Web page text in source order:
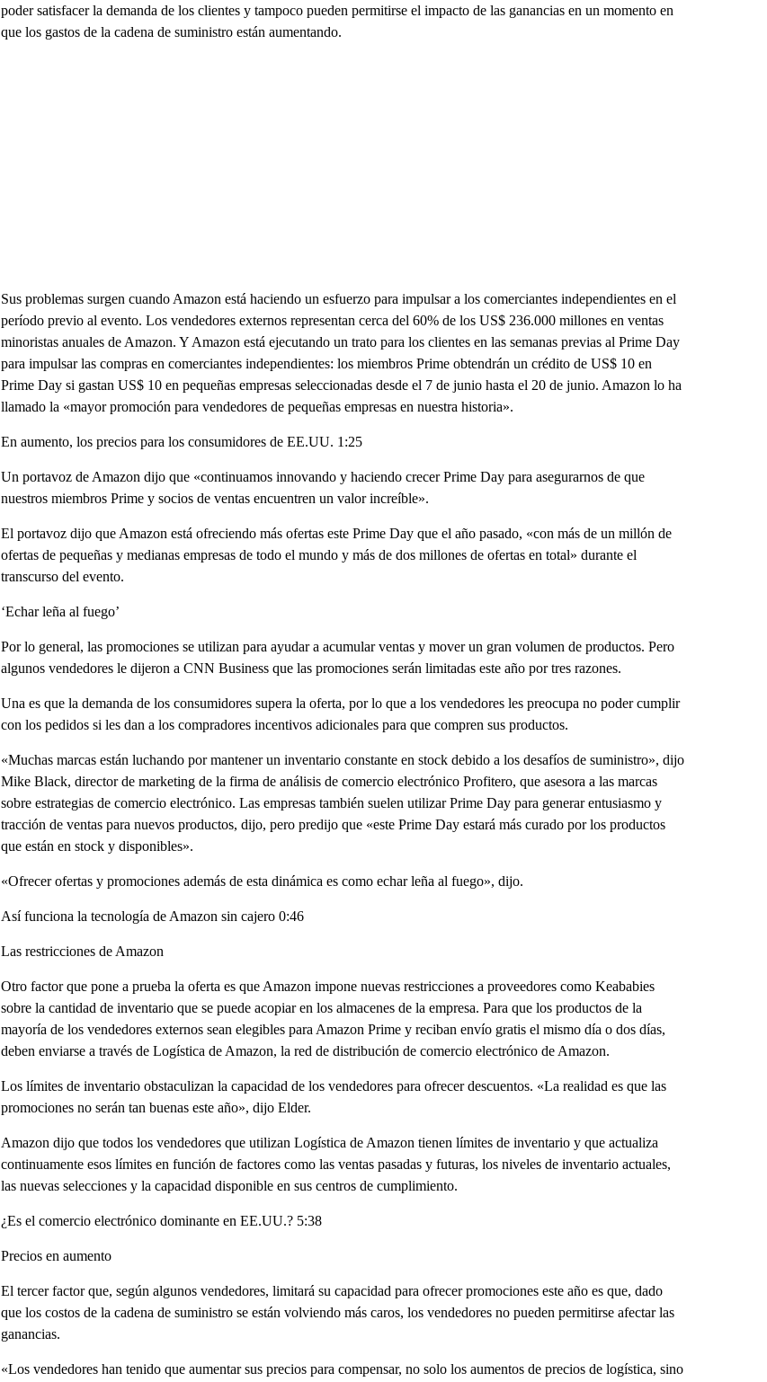
poder satisfacer la demanda de los clientes y tampoco pueden permitirse el impacto de las ganancias en un momento en
que los gastos de la cadena de suministro están aumentando.
Sus problemas surgen cuando Amazon está haciendo un esfuerzo para impulsar a los comerciantes independientes en el
período previo al evento. Los vendedores externos representan cerca del 60% de los US$ 236.000 millones en ventas
minoristas anuales de Amazon. Y Amazon está ejecutando un trato para los clientes en las semanas previas al Prime Day
para impulsar las compras en comerciantes independientes: los miembros Prime obtendrán un crédito de US$ 10 en
Prime Day si gastan US$ 10 en pequeñas empresas seleccionadas desde el 7 de junio hasta el 20 de junio. Amazon lo ha
llamado la «mayor promoción para vendedores de pequeñas empresas en nuestra historia».
En aumento, los precios para los consumidores de EE.UU. 1:25
Un portavoz de Amazon dijo que «continuamos innovando y haciendo crecer Prime Day para asegurarnos de que
nuestros miembros Prime y socios de ventas encuentren un valor increíble».
El portavoz dijo que Amazon está ofreciendo más ofertas este Prime Day que el año pasado, «con más de un millón de
ofertas de pequeñas y medianas empresas de todo el mundo y más de dos millones de ofertas en total» durante el
transcurso del evento.
‘Echar leña al fuego’
Por lo general, las promociones se utilizan para ayudar a acumular ventas y mover un gran volumen de productos. Pero
algunos vendedores le dijeron a CNN Business que las promociones serán limitadas este año por tres razones.
Una es que la demanda de los consumidores supera la oferta, por lo que a los vendedores les preocupa no poder cumplir
con los pedidos si les dan a los compradores incentivos adicionales para que compren sus productos.
«Muchas marcas están luchando por mantener un inventario constante en stock debido a los desafíos de suministro», dijo
Mike Black, director de marketing de la firma de análisis de comercio electrónico Profitero, que asesora a las marcas
sobre estrategias de comercio electrónico. Las empresas también suelen utilizar Prime Day para generar entusiasmo y
tracción de ventas para nuevos productos, dijo, pero predijo que «este Prime Day estará más curado por los productos
que están en stock y disponibles».
«Ofrecer ofertas y promociones además de esta dinámica es como echar leña al fuego», dijo.
Así funciona la tecnología de Amazon sin cajero 0:46
Las restricciones de Amazon
Otro factor que pone a prueba la oferta es que Amazon impone nuevas restricciones a proveedores como Keababies
sobre la cantidad de inventario que se puede acopiar en los almacenes de la empresa. Para que los productos de la
mayoría de los vendedores externos sean elegibles para Amazon Prime y reciban envío gratis el mismo día o dos días,
deben enviarse a través de Logística de Amazon, la red de distribución de comercio electrónico de Amazon.
Los límites de inventario obstaculizan la capacidad de los vendedores para ofrecer descuentos. «La realidad es que las
promociones no serán tan buenas este año», dijo Elder.
Amazon dijo que todos los vendedores que utilizan Logística de Amazon tienen límites de inventario y que actualiza
continuamente esos límites en función de factores como las ventas pasadas y futuras, los niveles de inventario actuales,
las nuevas selecciones y la capacidad disponible en sus centros de cumplimiento.
¿Es el comercio electrónico dominante en EE.UU.? 5:38
Precios en aumento
El tercer factor que, según algunos vendedores, limitará su capacidad para ofrecer promociones este año es que, dado
que los costos de la cadena de suministro se están volviendo más caros, los vendedores no pueden permitirse afectar las
ganancias.
«Los vendedores han tenido que aumentar sus precios para compensar, no solo los aumentos de precios de logística, sino